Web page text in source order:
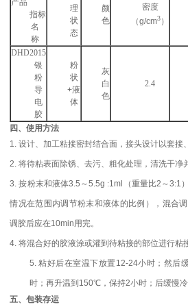
指标
名
称
理
状
态
颜
色
密度
（g/cm3）
DHD2015
银
粉
导
电
胶
粉
状
+液
体
灰
白
色
2.4
四、使用方法
1.设计、加工粘接密封结合面，接头设计以套接
2.将待粘表面除锈、去污 、粗化处理，清洗干净
3.按粉末和液体3.5 ～5 .5g :1ml （重量比2 ～3:1
情况在范围内调节粉末和液体的比例） ，混合
调胶后应在10min用完。
4.将混合好的胶液涂或灌到待粘接的部位进行粘
5. 粘好后在室温下放置12-24小时 ； 然后
时 ；再升温到150℃，保持2小时 ； 后缓慢
五、包装存运